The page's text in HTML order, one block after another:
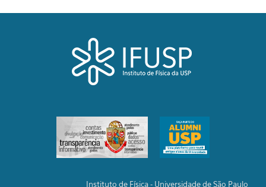
Instituto de Física - Universidade de São Paulo